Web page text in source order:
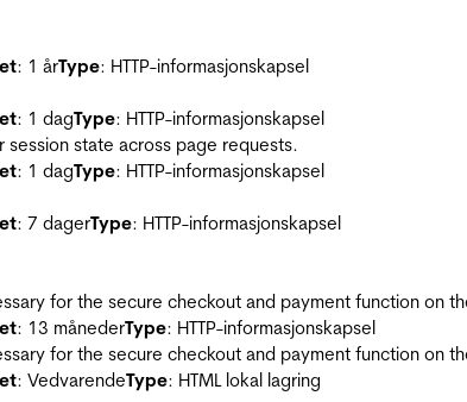
: 1 årType: HTTP-informasjonskapsel
: 1 dagType: HTTP-informasjonskapsel
session state across page requests.
: 1 dagType: HTTP-informasjonskapsel
: 7 dagerType: HTTP-informasjonskapsel
for the secure checkout and payment function on
: 13 månederType: HTTP-informasjonskapsel
for the secure checkout and payment function on
: VedvarendeType: HTML lokal lagring